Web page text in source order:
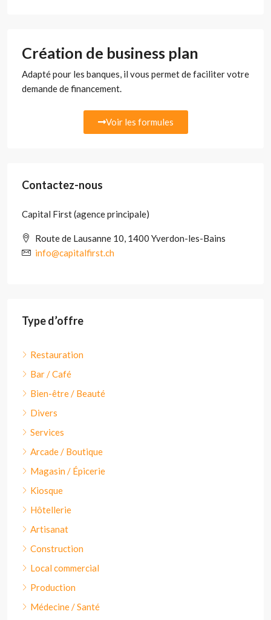
Création de business plan
Adapté pour les banques, il vous permet de faciliter votre
demande de financement.
Voir les formules
Contactez-nous
Capital First (agence principale)
Route de Lausanne 10, 1400 Yverdon-les-Bains
info@capitalfirst.ch
Type d’offre
Restauration
Bar / Café
Bien-être / Beauté
Divers
Services
Arcade / Boutique
Magasin / Épicerie
Kiosque
Hôtellerie
Artisanat
Construction
Local commercial
Production
Médecine / Santé